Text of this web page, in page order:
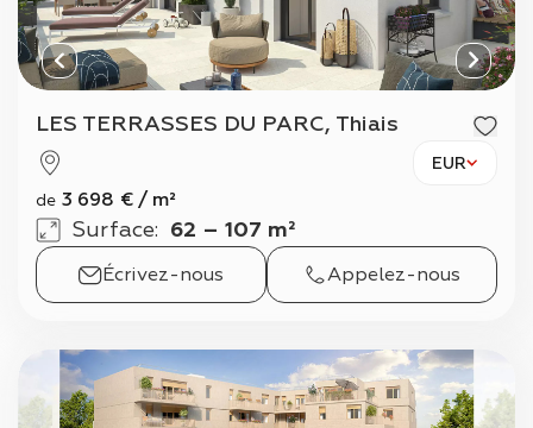
LES TERRASSES DU PARC, Thiais
EUR
de 3 698 € / m²
Surface: 62 – 107 m²
Écrivez-nous Appelez-nous